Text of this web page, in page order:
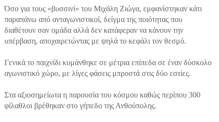
Όσο για τους «βυσσινί» του Μιχάλη Ζιώγα, εμφανίστηκαν κάτι
παραπάνω από ανταγωνιστικοί, δείγμα της ποιότητας που
διαθέτουν σαν ομάδα αλλά δεν κατάφεραν να κάνουν την
υπέρβαση, αποχαιρετώντας με ψηλά το κεφάλι τον θεσμό.
Γενικά το παιχνίδι κυμάνθηκε σε μέτρια επίπεδα σε έναν δύσκολο
αγωνιστικό χώρο, με λίγες φάσεις μπροστά στις δύο εστίες.
Στα αξιοσημείωτα η παρουσία του κόσμου καθώς περίπου 300
φίλαθλοι βρέθηκαν στο γήπεδο της Ανθούπολης.